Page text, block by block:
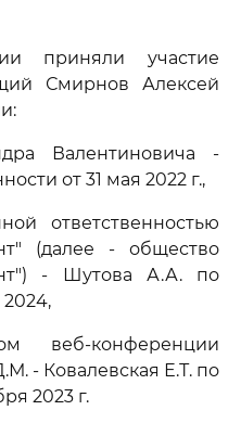
приняли участие
Смирнов Алексей
Валентиновича -
от 31 мая 2022 г.,
ответственностью
(далее - общество
- Шутова А.А. по
веб-конференции
- Ковалевская Е.Т. по
2023 г.